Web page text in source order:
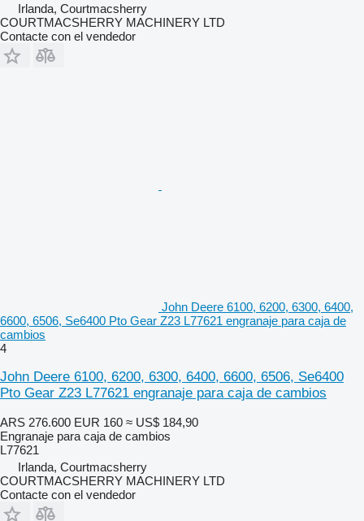
Irlanda, Courtmacsherry
COURTMACSHERRY MACHINERY LTD
Contacte con el vendedor
John Deere 6100, 6200, 6300, 6400,
6600, 6506, Se6400 Pto Gear Z23 L77621 engranaje para caja de
cambios
4
John Deere 6100, 6200, 6300, 6400, 6600, 6506, Se6400
Pto Gear Z23 L77621 engranaje para caja de cambios
ARS 276.600 EUR 160 ≈ US$ 184,90
Engranaje para caja de cambios
L77621
Irlanda, Courtmacsherry
COURTMACSHERRY MACHINERY LTD
Contacte con el vendedor